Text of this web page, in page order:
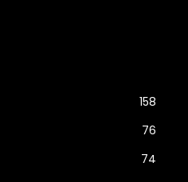
158
76
74